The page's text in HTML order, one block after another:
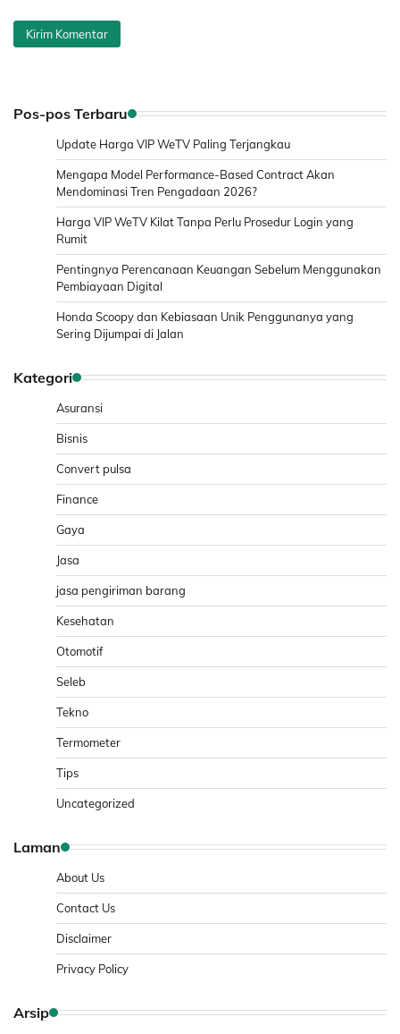
Pos-pos Terbaru
Update Harga VIP WeTV Paling Terjangkau
Mengapa Model Performance-Based Contract Akan
Mendominasi Tren Pengadaan 2026?
Harga VIP WeTV Kilat Tanpa Perlu Prosedur Login yang
Rumit
Pentingnya Perencanaan Keuangan Sebelum Menggunakan
Pembiayaan Digital
Honda Scoopy dan Kebiasaan Unik Penggunanya yang
Sering Dijumpai di Jalan
Kategori
Asuransi
Bisnis
Convert pulsa
Finance
Gaya
Jasa
jasa pengiriman barang
Kesehatan
Otomotif
Seleb
Tekno
Termometer
Tips
Uncategorized
Laman
About Us
Contact Us
Disclaimer
Privacy Policy
Arsip